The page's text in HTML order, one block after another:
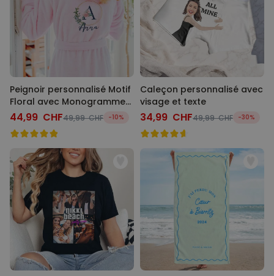
Peignoir personnalisé Motif
Floral avec Monogramme
et Texte
44,99 CHF49,99 CHF -10%
Caleçon personnalisé avec
visage et texte
34,99 CHF49,99 CHF -30%